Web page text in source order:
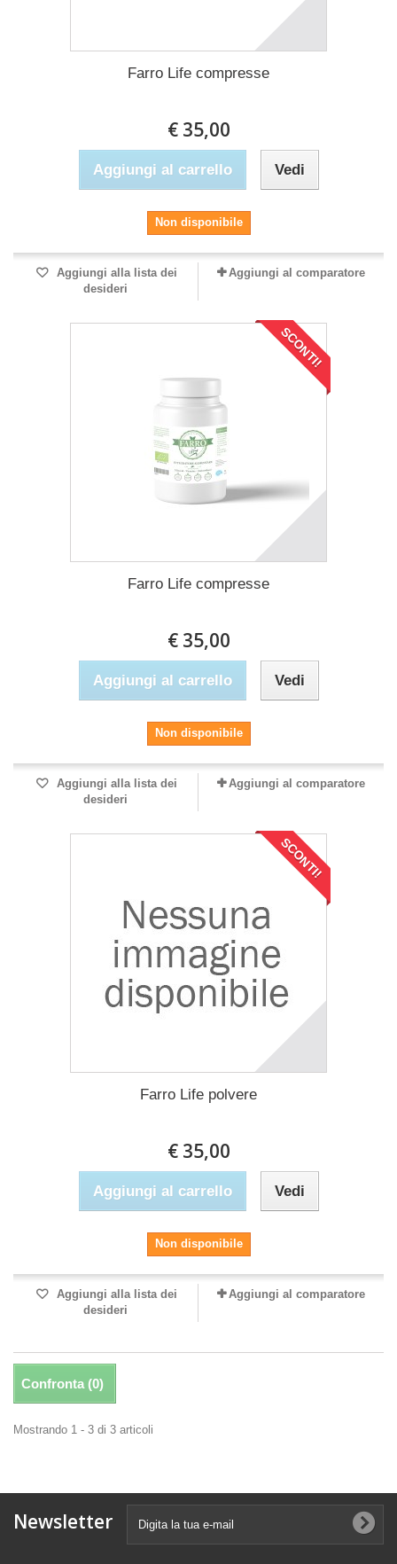
Farro Life compresse
€ 35,00
Aggiungi al carrello Vedi
Non disponibile
Aggiungi alla lista dei
desideri
Aggiungi al comparatore
SCONTI!
Farro Life compresse
€ 35,00
Aggiungi al carrello Vedi
Non disponibile
Aggiungi alla lista dei
desideri
Aggiungi al comparatore
SCONTI!
Farro Life polvere
€ 35,00
Aggiungi al carrello Vedi
Non disponibile
Aggiungi alla lista dei
desideri
Aggiungi al comparatore
Confronta (0)
Mostrando 1 - 3 di 3 articoli
Newsletter